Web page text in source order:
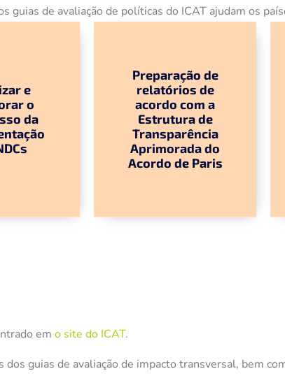
guias de avaliação de políticas do ICAT ajudam os
e
o
da
Preparação de
relatórios de
acordo com a
Estrutura de
Transparência
Aprimorada do
Acordo de Paris
em o site do ICAT.
guias de avaliação de impacto transversal, bem